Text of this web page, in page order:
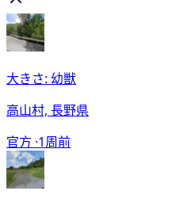
大きさ: 幼獣
高山村, 長野県
官方 ·1周前